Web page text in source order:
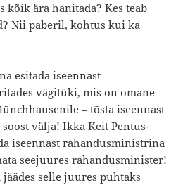
kõik ära hanitada? Kes teab
Nii paberil, kohtus kui ka
esitada iseennast
vägitüki, mis on omane
– tõsta iseennast
välja! Ikka Keit Pentus-
iseennast rahandusministrina
seejuures rahandusminister!
selle juures puhtaks